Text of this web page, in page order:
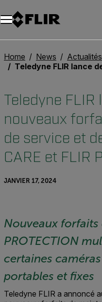
Unread messages
Modèle
Supprimer
articles
article
Ajouter au panier
Ajouté au panier
Home News
Teledyne FLIR lance de nouveaux forfaits d’étalonnage, de service
Teledyne FLIR
nouveaux
de service et
CARE et FLIR
JANVIER 17, 2024
Nouveaux forfaits
PROTECTION
certaines
portables et fixes
Teledyne FLIR a annoncé